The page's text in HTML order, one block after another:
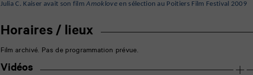
Julia C. Kaiser avait son filmAmokloveen sélection au Poitiers Film Festival 2009
Horaires / lieux
Film archivé. Pas de programmation prévue.
Vidéos